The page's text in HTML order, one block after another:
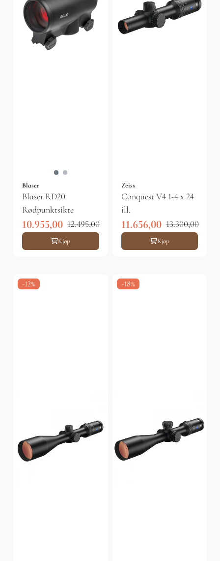
Blaser
Blaser RD20
Rødpunktsikte
10.955,00 12.495,00
Kjøp
Zeiss
Conquest V4 1-4 x 24
ill.
11.656,00 13.300,00
Kjøp
-12% -18%